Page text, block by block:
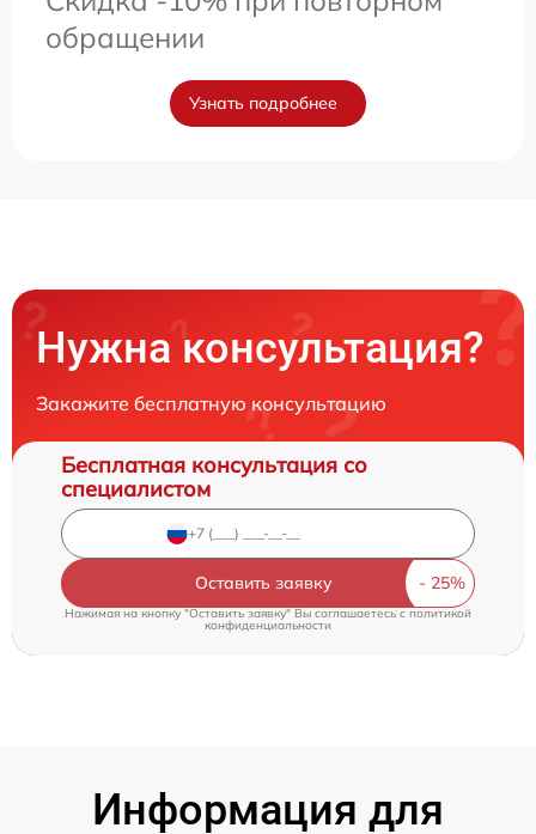
обращении
Узнать подробнее
Нужна консультация?
Закажите бесплатную консультацию
Бесплатная консультация со
специалистом
Оставить заявку
Нажимая на кнопку "Оставить заявку" Вы соглашаетесь cполитикой
конфиденциальности
Информация для